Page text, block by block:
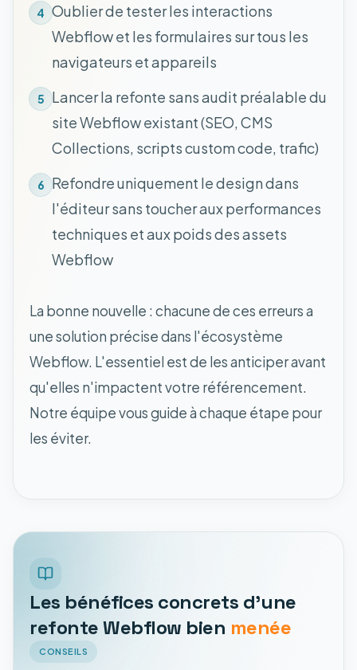
4 Oublier de tester les interactions
Webflow et les formulaires sur tous les
navigateurs et appareils
5 Lancer la refonte sans audit préalable du
site Webflow existant (SEO, CMS
Collections, scripts custom code, trafic)
6 Refondre uniquement le design dans
l'éditeur sans toucher aux performances
techniques et aux poids des assets
Webflow
La bonne nouvelle : chacune de ces erreurs a
une solution précise dans l'écosystème
Webflow. L'essentiel est de les anticiper avant
qu'elles n'impactent votre référencement.
Notre équipe vous guide à chaque étape pour
les éviter.
Les bénéfices concrets d'une
refonte Webflow bien menée
CONSEILS